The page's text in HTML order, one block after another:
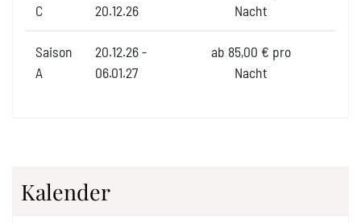
C
20.12.26
Nacht
Saison
A
20.12.26 -
06.01.27
ab 85,00 € pro
Nacht
Kalender